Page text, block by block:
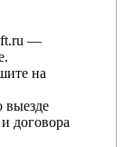
—
на
выезде
договора